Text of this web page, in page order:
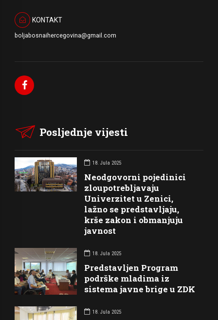
KONTAKT
boljabosnaihercegovina@gmail.com
Posljednje vijesti
18. Jula 2025
Neodgovorni pojedinici
zloupotrebljavaju
Univerzitet u Zenici,
lažno se predstavljaju,
krše zakon i obmanjuju
javnost
18. Jula 2025
Predstavljen Program
podrške mladima iz
sistema javne brige u ZDK
18. Jula 2025